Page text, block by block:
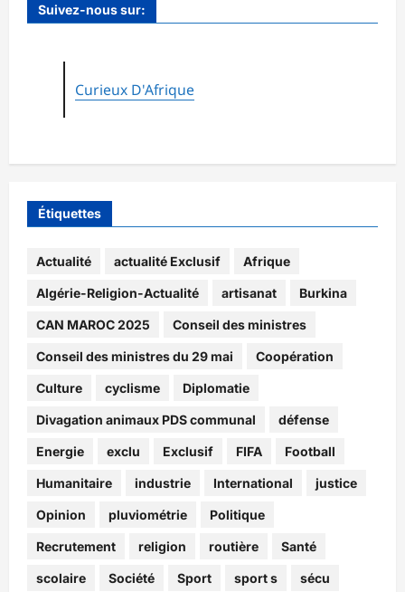
Suivez-nous sur:
Curieux D'Afrique
Étiquettes
Actualité actualité Exclusif Afrique
Algérie-Religion-Actualité artisanat Burkina
CAN MAROC 2025 Conseil des ministres
Conseil des ministres du 29 mai Coopération
Culture cyclisme Diplomatie
Divagation animaux PDS communal défense
Energie exclu Exclusif FIFA Football
Humanitaire industrie International justice
Opinion pluviométrie Politique
Recrutement religion routière Santé
scolaire Société Sport sport s sécu